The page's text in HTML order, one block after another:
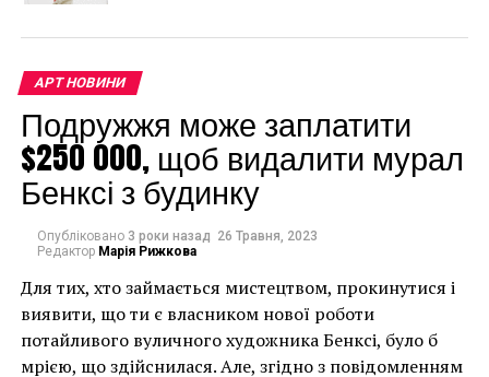
АРТ НОВИНИ
Подружжя може заплатити
$250 000, щоб видалити мурал
Бенксі з будинку
Опубліковано 3 роки назад 26 Травня, 2023
Редактор Марія Рижкова
Для тих, хто займається мистецтвом, прокинутися і
виявити, що ти є власником нової роботи
потайливого вуличного художника Бенксі, було б
мрією, що здійснилася. Але, згідно з повідомленням